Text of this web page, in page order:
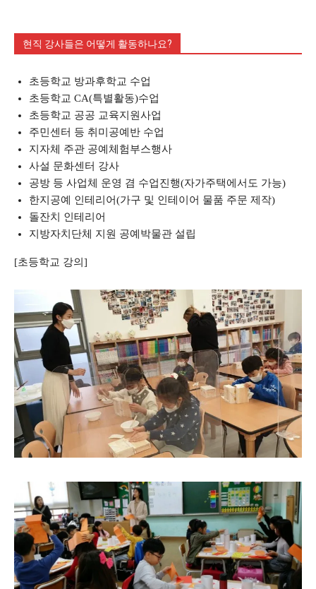
현직 강사들은 어떻게 활동하나요?
초등학교 방과후학교 수업
초등학교 CA(특별활동)수업
초등학교 공공 교육지원사업
주민센터 등 취미공예반 수업
지자체 주관 공예체험부스행사
사설 문화센터 강사
공방 등 사업체 운영 겸 수업진행(자가주택에서도 가능)
한지공예 인테리어(가구 및 인테이어 물품 주문 제작)
돌잔치 인테리어
지방자치단체 지원 공예박물관 설립
[초등학교 강의]